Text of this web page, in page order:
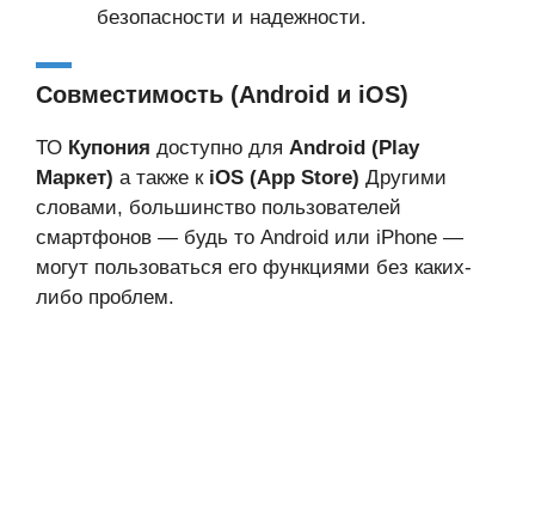
безопасности и надежности.
Совместимость (Android и iOS)
ТО Купония доступно для Android (Play
Маркет) а также к iOS (App Store) Другими
словами, большинство пользователей
смартфонов — будь то Android или iPhone —
могут пользоваться его функциями без каких-
либо проблем.